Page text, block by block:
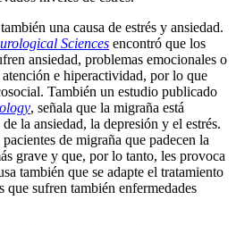
una causa de estrés y ansiedad.
Sciences encontró que los
ansiedad, problemas emocionales o
e hiperactividad, por lo que
También un estudio publicado
, señala que la migraña está
la ansiedad, la depresión y el estrés.
de migraña que padecen la
grave y que, por lo tanto, les provoca
también que se adapte el tratamiento
que sufren también enfermedades